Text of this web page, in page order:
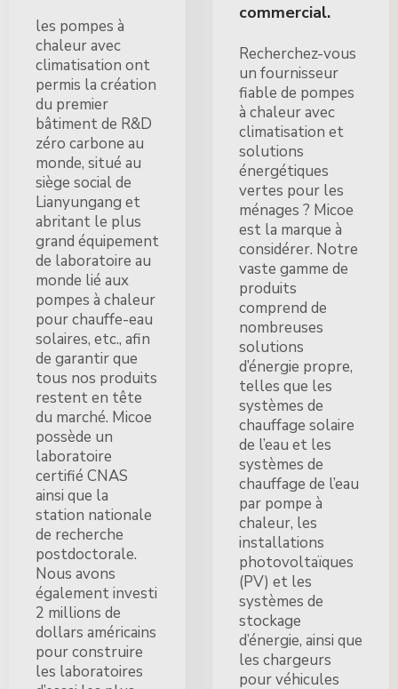
les pompes à
chaleur avec
climatisation ont
permis la création
du premier
bâtiment de R&D
zéro carbone au
monde, situé au
siège social de
Lianyungang et
abritant le plus
grand équipement
de laboratoire au
monde lié aux
pompes à chaleur
pour chauffe-eau
solaires, etc., afin
de garantir que
tous nos produits
restent en tête
du marché. Micoe
possède un
laboratoire
certifié CNAS
ainsi que la
station nationale
de recherche
postdoctorale.
Nous avons
également investi
2 millions de
dollars américains
pour construire
les laboratoires
commercial.
Recherchez-vous
un fournisseur
fiable de pompes
à chaleur avec
climatisation et
solutions
énergétiques
vertes pour les
ménages ? Micoe
est la marque à
considérer. Notre
vaste gamme de
produits
comprend de
nombreuses
solutions
d’énergie propre,
telles que les
systèmes de
chauffage solaire
de l’eau et les
systèmes de
chauffage de l’eau
par pompe à
chaleur, les
installations
photovoltaïques
(PV) et les
systèmes de
stockage
d’énergie, ainsi que
les chargeurs
pour véhicules